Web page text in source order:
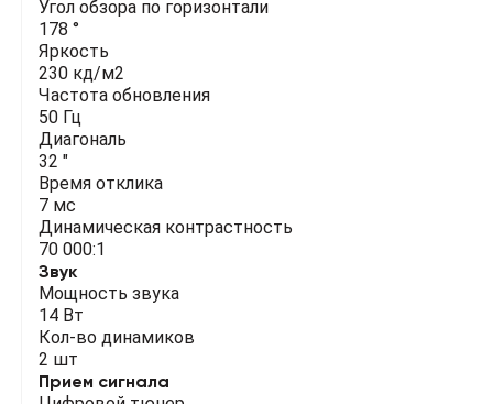
Угол обзора по горизонтали
178 °
Яркость
230 кд/м2
Частота обновления
50 Гц
Диагональ
32 "
Время отклика
7 мс
Динамическая контрастность
70 000:1
Звук
Мощность звука
14 Вт
Кол-во динамиков
2 шт
Прием сигнала